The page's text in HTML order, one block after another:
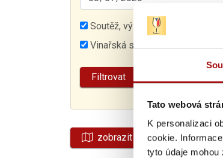
Tato webová
K personalizaci
cookie.
tyto údaje
Soutěž, výstava vín
Vinařská slavnost
zobrazit na mapě